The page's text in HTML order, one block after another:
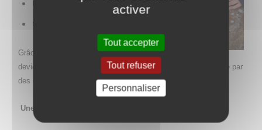
Un kit de crayons de couleurs
Un livret de jeu
Grâce à ces outils, les enfants
deviennent de véritables explorateurs, guidés d’étape en étape par
des énigmes.
Une activité flexible et conviviale
activer
Tout accepter
Tout refuser
Personnaliser